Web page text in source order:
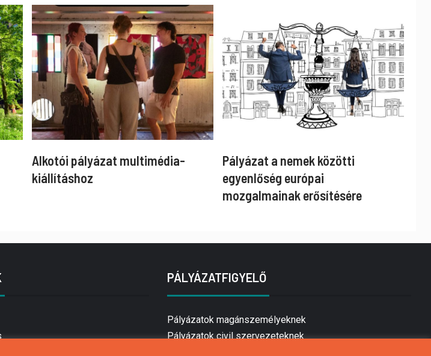
Alkotói pályázat multimédia-
kiállításhoz
Pályázat a nemek közötti
egyenlőség európai
mozgalmainak erősítésére
PÁLYÁZATFIGYELŐ
Pályázatok magánszemélyeknek
Pályázatok civil szervezeteknek